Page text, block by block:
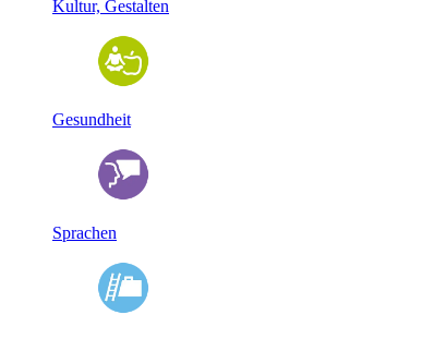
Kultur, Gestalten
Gesundheit
Sprachen